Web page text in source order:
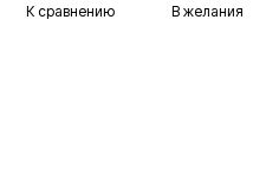
К сравнению В желания